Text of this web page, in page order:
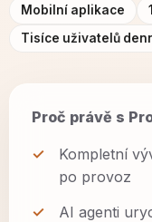
Mobilní aplikace
Tisíce uživatelů
Proč právě s
Kompletní
po provoz
AI agenti